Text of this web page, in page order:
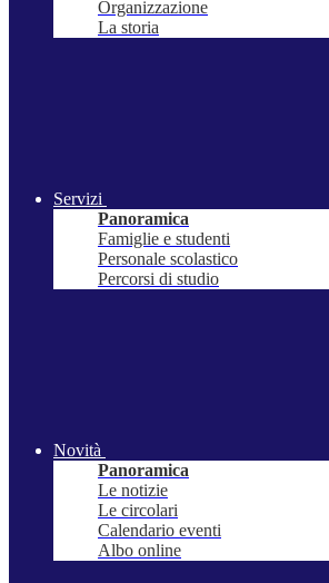
Organizzazione
La storia
Servizi
Panoramica
Famiglie e studenti
Personale scolastico
Percorsi di studio
Novità
Panoramica
Le notizie
Le circolari
Calendario eventi
Albo online